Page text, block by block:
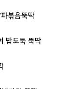
볶음뚝딱
밥도둑 뚝딱